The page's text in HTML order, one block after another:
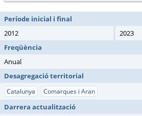
Període inicial i final
2012
2023
Freqüència
Anual
Desagregació territorial
Catalunya Comarques i Aran
Darrera actualització